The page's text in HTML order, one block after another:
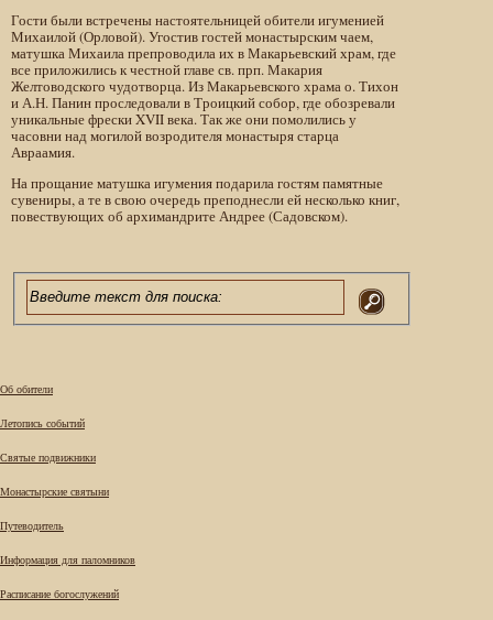
Гости были встречены настоятельницей обители игуменией
Михаилой (Орловой). Угостив гостей монастырским чаем,
матушка Михаила препроводила их в Макарьевский храм, где
все приложились к честной главе св. прп. Макария
Желтоводского чудотворца. Из Макарьевского храма о. Тихон
и А.Н. Панин проследовали в Троицкий собор, где обозревали
уникальные фрески XVII века. Так же они помолились у
часовни над могилой возродителя монастыря старца
Авраамия.
На прощание матушка игумения подарила гостям памятные
сувениры, а те в свою очередь преподнесли ей несколько книг,
повествующих об архимандрите Андрее (Садовском).
Об обители
Летопись событий
Святые подвижники
Монастырские святыни
Путеводитель
Информация для паломников
Расписание богослужений